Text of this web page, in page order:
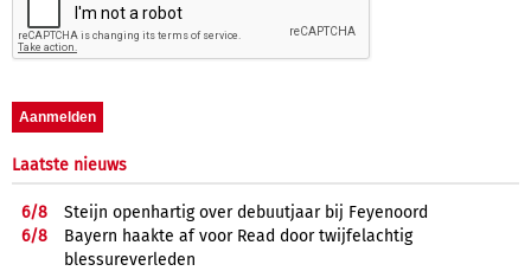
Laatste nieuws
6/8
Steijn openhartig over debuutjaar bij Feyenoord
6/8
Bayern haakte af voor Read door twijfelachtig
blessureverleden